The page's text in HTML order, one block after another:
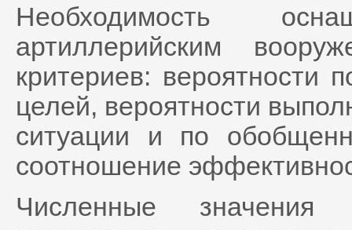
Необходимость
артиллерийским
критериев: вероятности
целей, вероятности
ситуации и по
соотношение
Численные